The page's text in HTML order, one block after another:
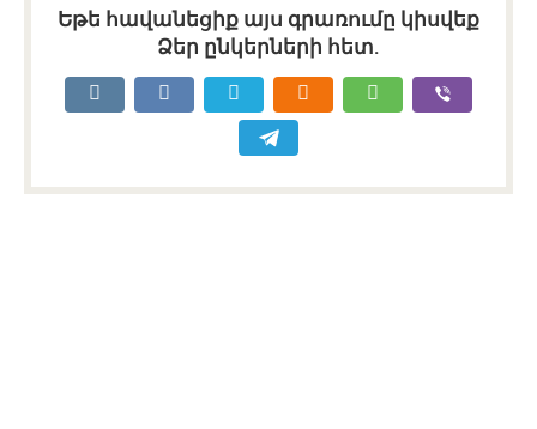
Եթե հավանեցիք այս գրառումը կիսվեք
Ձեր ընկերների հետ.